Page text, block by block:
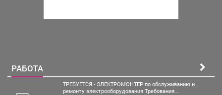
РАБОТА
ТРЕБУЕТСЯ - ЭЛЕКТРОМОНТЕР по обслуживанию и
ремонту электрооборудования Требования...